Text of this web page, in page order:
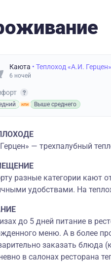
Каюта • Теплоход «А.И. Герцен»
6 ночей
Выше среднего
— трехпалубный
разные категории кают
удобствами. На
до 5 дней питание в
меню. А в более
заказать блюда
в салонах ресторана